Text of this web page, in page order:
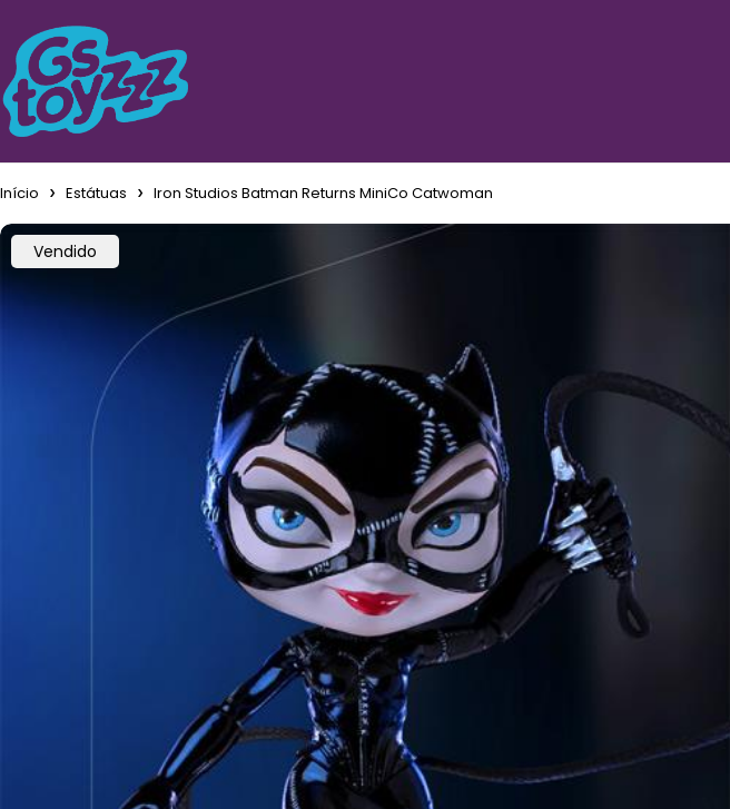
Início Estátuas Iron Studios Batman Returns MiniCo Catwoman
Vendido